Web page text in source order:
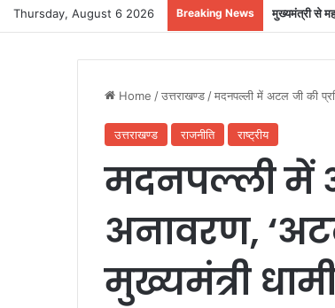
Thursday, August 6 2026 Breaking News मुख्यमंत्री से
Home /उत्तराखण्ड /मदनपल्ली में अटल जी की
उत्तराखण्ड राजनीति राष्ट्रीय
मदनपल्ली में
अनावरण,
मुख्यमंत्री